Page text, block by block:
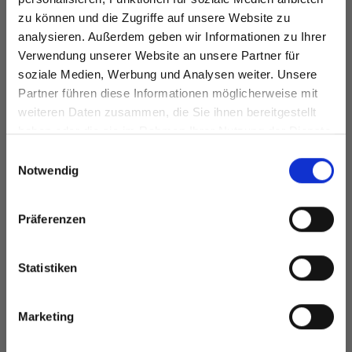
zu können und die Zugriffe auf unsere Website zu
analysieren. Außerdem geben wir Informationen zu Ihrer
Verwendung unserer Website an unsere Partner für
soziale Medien, Werbung und Analysen weiter. Unsere
Partner führen diese Informationen möglicherweise mit
weiteren Daten zusammen, die Sie ihnen bereitgestellt
haben oder die sie im Rahmen Ihrer Nutzung der Dienste
Notwendig
Präferenzen
Statistiken
Marketing
EXTRA FINE
EUR 3.20
Alle Optionen
ansehen
EUR 2.50
Alle Optionen
ansehen
ANDERE HABEN SICH AUCH ANGESEHEN
Spare bis zu 50%
und erhalte exklusiven Zugang zu